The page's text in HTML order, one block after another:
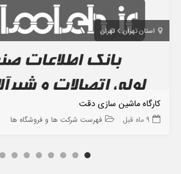
استان تهران تهران
کارگاه ماشین سازی دقت
9 ماه قبل فهرست شرکت ها و فروشگاه ها